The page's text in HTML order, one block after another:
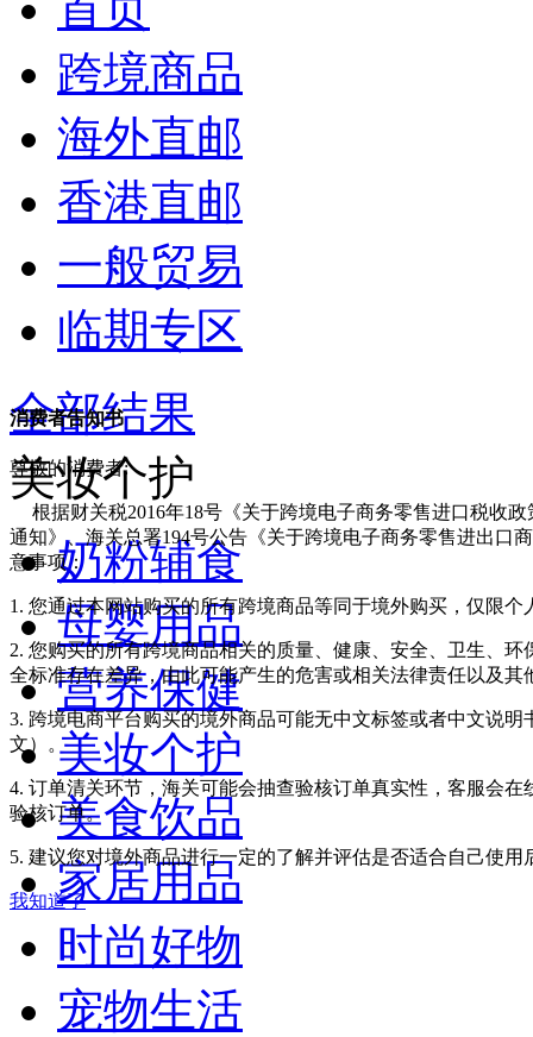
跨境商品
海外直邮
香港直邮
一般贸易
临期专区
消费者告知书
尊敬的消费者:
根据财关税2016年18号《关于跨境电子商务零售进口税收
通知》、海关总署194号公告《关于跨境电子商务零售进出口
意事项：
1. 您通过本网站购买的所有跨境商品等同于境外购买，仅限
2. 您购买的所有跨境商品相关的质量、健康、安全、卫生、
全标准存在差异，由此可能产生的危害或相关法律责任以及
3. 跨境电商平台购买的境外商品可能无中文标签或者中文说
文）。
4. 订单清关环节，海关可能会抽查验核订单真实性，客服会
验核订单。
5. 建议您对境外商品进行一定的了解并评估是否适合自己使用
我知道了
全部结果
美妆个护
奶粉辅食
母婴用品
营养保健
美妆个护
美食饮品
家居用品
时尚好物
宠物生活